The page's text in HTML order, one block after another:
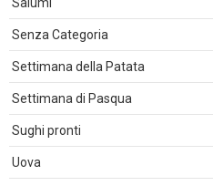
Senza Categoria
Settimana della Patata
Settimana di Pasqua
Sughi pronti
Uova